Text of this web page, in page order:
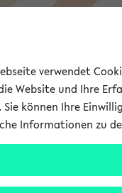
verwendet
Website und Ihre
Sie können Ihre
Informationen zu